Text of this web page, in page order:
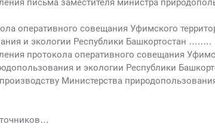
письма заместителя министра
оперативного совещания Уфимского
и экологии Республики Башкортостан ….….
протокола оперативного совещания
и экологии Республики
Министерства